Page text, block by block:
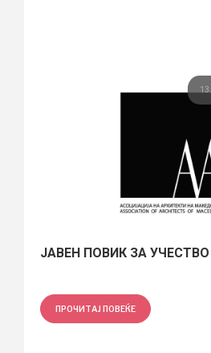
ЈАВЕН ПОВИК ЗА УЧЕСТВО
ПРОЧИТАЈ ПОВЕЌЕ